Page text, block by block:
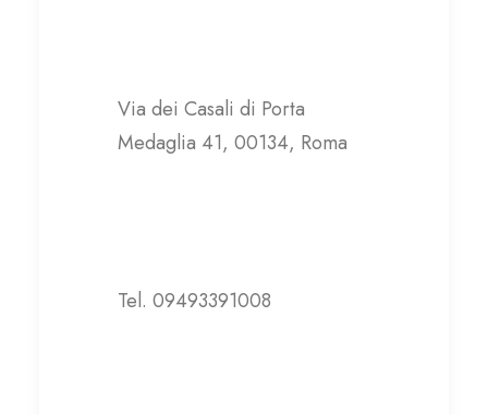
Via dei Casali di Porta
Medaglia 41, 00134, Roma
Tel. 09493391008